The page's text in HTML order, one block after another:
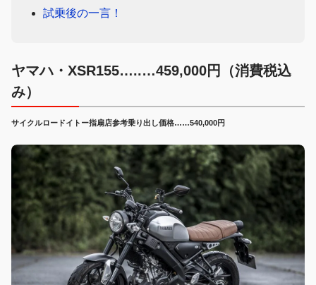
試乗後の一言！
ヤマハ・XSR155…..…459,000円（消費税込
み）
サイクルロードイトー指扇店参考乗り出し価格……540,000円